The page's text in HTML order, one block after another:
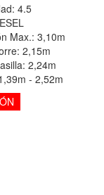
4.5
Max.: 3,10m
2,15m
2,24m
- 2,52m